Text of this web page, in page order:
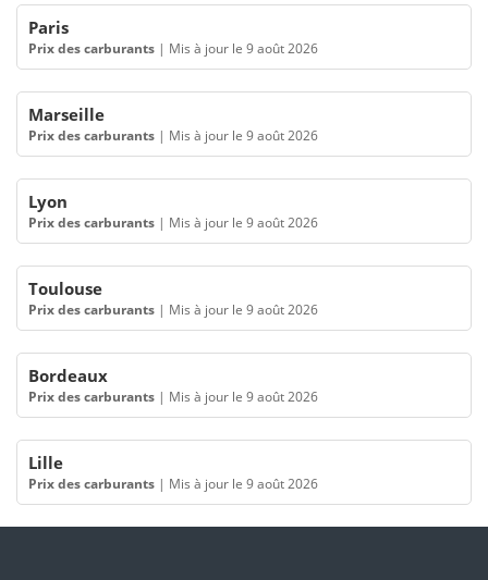
Paris
Prix des carburants | Mis à jour le 9 août 2026
Marseille
Prix des carburants | Mis à jour le 9 août 2026
Lyon
Prix des carburants | Mis à jour le 9 août 2026
Toulouse
Prix des carburants | Mis à jour le 9 août 2026
Bordeaux
Prix des carburants | Mis à jour le 9 août 2026
Lille
Prix des carburants | Mis à jour le 9 août 2026